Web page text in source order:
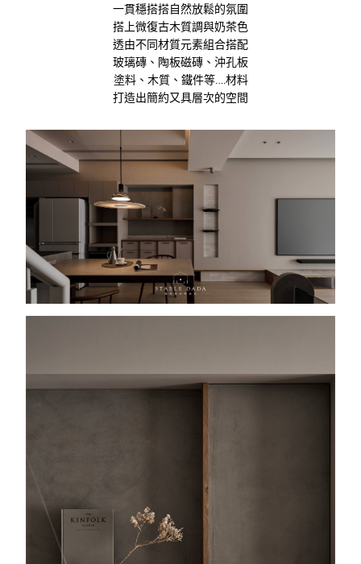
一貫穩搭搭自然放鬆的氛圍
搭上微復古木質調與奶茶色
透由不同材質元素組合搭配
玻璃磚、陶板磁磚、沖孔板
塗料、木質、鐵件等….材料
打造出簡約又具層次的空間